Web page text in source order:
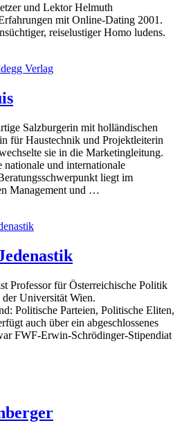
und Lektor Helmuth
mit Online-Dating 2001.
reiselustiger Homo ludens.
Salzburgerin mit holländischen
für Haustechnik und Projektleiterin
sie in die Marketingleitung.
nationale und internationale
liegt im
Management und …
Professor für Österreichische Politik
Universität Wien.
Politische Parteien, Politische Eliten,
auch über ein abgeschlossenes
FWF-Erwin-Schrödinger-Stipendiat